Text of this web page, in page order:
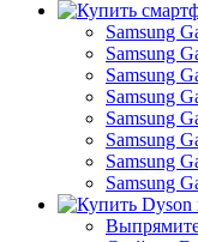
Samsung
Samsung
Samsung
Samsung
Samsung
Samsung
Samsung
Samsung